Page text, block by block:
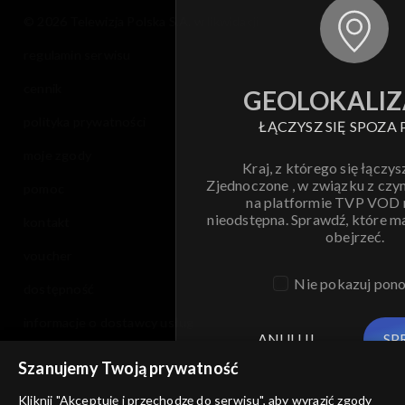
ŁĄCZYSZ SIĘ SPOZA
Kraj, z którego się
Zjednoczone , w związku z
na platformie TVP VOD
nieodstępna. Sprawdź, które
obejrzeć.
Nie pokazuj
ANULUJ
Szanujemy Twoją prywatność
Kliknij "Akceptuję i przechodzę do serwisu", aby wyrazić zgody